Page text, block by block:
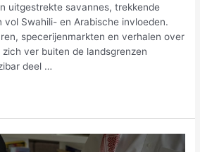
uitgestrekte savannes, trekkende
vol Swahili- en Arabische invloeden.
specerijenmarkten en verhalen over
ver buiten de landsgrenzen
deel …